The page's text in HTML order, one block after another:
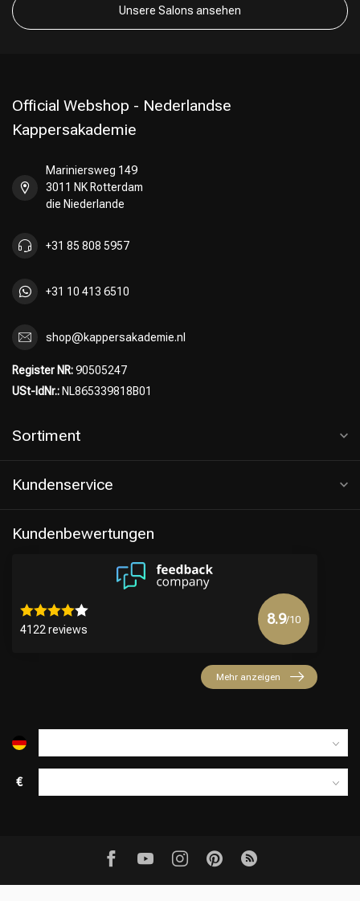
Unsere Salons ansehen
Official Webshop - Nederlandse
Kappersakademie
Mariniersweg 149
3011 NK Rotterdam
die Niederlande
+31 85 808 5957
+31 10 413 6510
shop@kappersakademie.nl
Register NR:90505247
USt-IdNr.: NL865339818B01
Sortiment
Kundenservice
Kundenbewertungen
4122 reviews
8.9/10
Mehr anzeigen
€